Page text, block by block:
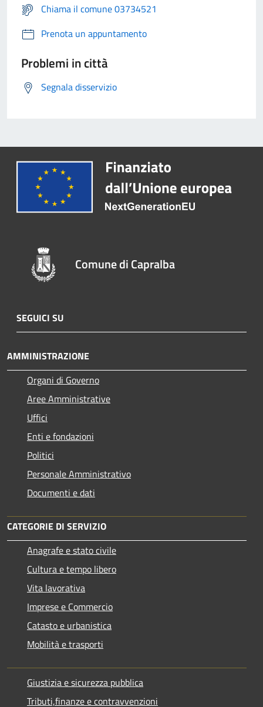
Chiama il comune 03734521
Prenota un appuntamento
Problemi in città
Segnala disservizio
Comune di Capralba
SEGUICI SU
AMMINISTRAZIONE
Organi di Governo
Aree Amministrative
Uffici
Enti e fondazioni
Politici
Personale Amministrativo
Documenti e dati
CATEGORIE DI SERVIZIO
Anagrafe e stato civile
Cultura e tempo libero
Vita lavorativa
Imprese e Commercio
Catasto e urbanistica
Mobilità e trasporti
Giustizia e sicurezza pubblica
Tributi,finanze e contravvenzioni